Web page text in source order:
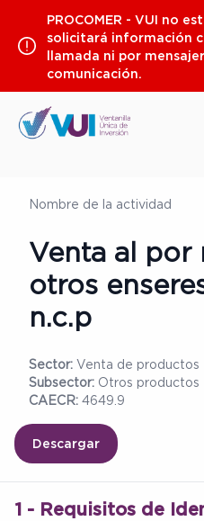
contenido
PROCOMER - VUI no
solicitará información
llamada ni por
comunicación.
Nombre de la actividad
Venta al por
otros
n.c.p
Sector: Venta de productos
Subsector: Otros productos
CAECR: 4649.9
Descargar